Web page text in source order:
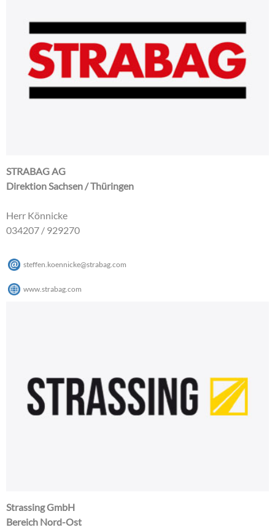
STRABAG AG
Direktion Sachsen / Thüringen
Herr Könnicke
034207 / 929270
steffen.koennicke@strabag.com
www.strabag.com
Strassing GmbH
Bereich Nord-Ost